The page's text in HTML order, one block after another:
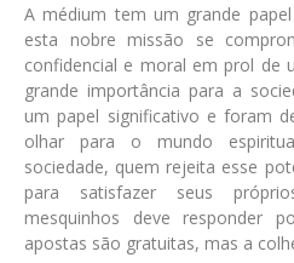
A médium tem um grande
esta nobre missão se
confidencial e moral em prol de
grande importância para a
um papel significativo e foram
olhar para o mundo
sociedade, quem rejeita esse
para satisfazer seus
mesquinhos deve responder
apostas são gratuitas, mas a